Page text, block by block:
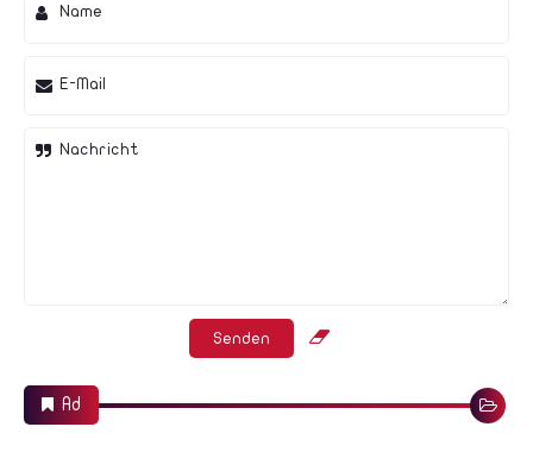
Name
E-Mail
Nachricht
Ad